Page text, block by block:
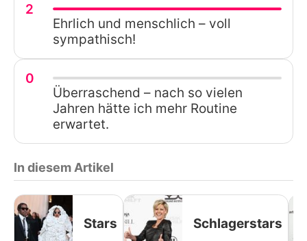
2
Ehrlich und menschlich – voll
sympathisch!
0
Überraschend – nach so vielen
Jahren hätte ich mehr Routine
erwartet.
In diesem Artikel
Stars Schlagerstars